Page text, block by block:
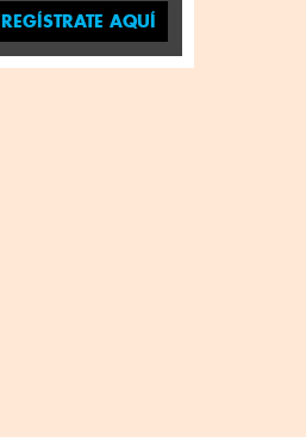
REGÍSTRATE AQUÍ